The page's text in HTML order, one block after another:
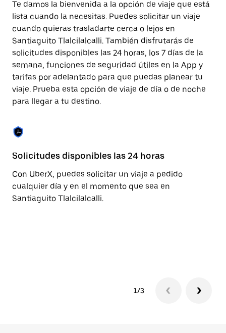
la
tecla Esc
cerrar
el
calendario.
Te damos la bienvenida a la opción de viaje que está
lista cuando la necesitas. Puedes solicitar un viaje
cuando quieras trasladarte cerca o lejos en
Santiaguito Tlalcilalcalli. También disfrutarás de
solicitudes disponibles las 24 horas, los 7 días de la
semana, funciones de seguridad útiles en la App y
tarifas por adelantado para que puedas planear tu
viaje. Prueba esta opción de viaje de día o de noche
para llegar a tu destino.
Solicitudes disponibles las 24 horas
Con UberX, puedes solicitar un viaje a pedido
cualquier día y en el momento que sea en
Santiaguito Tlalcilalcalli.
1/3